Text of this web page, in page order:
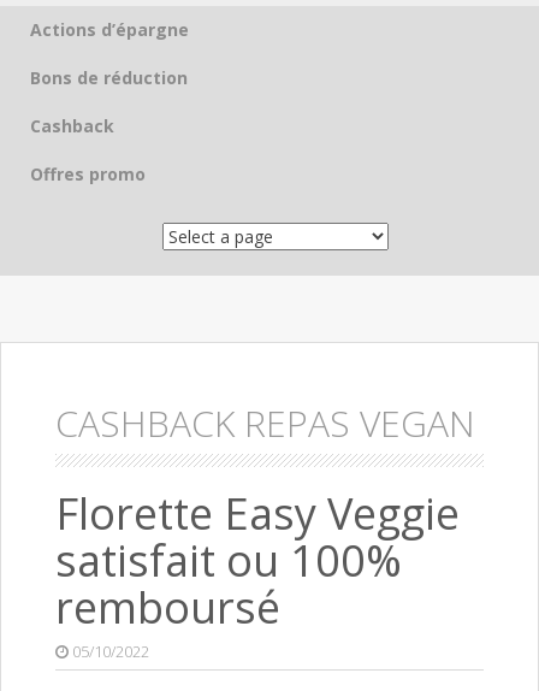
Skip to content
Actions d’épargne
Bons de réduction
Cashback
Offres promo
CASHBACK REPAS VEGAN
Florette Easy Veggie
satisfait ou 100%
remboursé
05/10/2022